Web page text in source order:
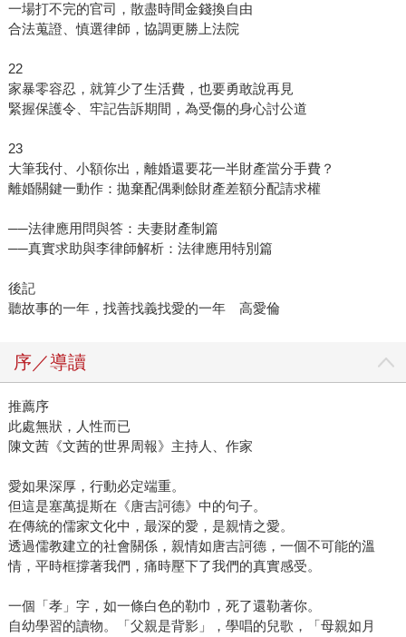
一場打不完的官司，散盡時間金錢換自由
合法蒐證、慎選律師，協調更勝上法院
22
家暴零容忍，就算少了生活費，也要勇敢說再見
緊握保護令、牢記告訴期間，為受傷的身心討公道
23
大筆我付、小額你出，離婚還要花一半財產當分手費？
離婚關鍵一動作：拋棄配偶剩餘財產差額分配請求權
──法律應用問與答：夫妻財產制篇
──真實求助與李律師解析：法律應用特別篇
後記
聽故事的一年，找善找義找愛的一年 高愛倫
序／導讀
推薦序
此處無狀，人性而已
陳文茜《文茜的世界周報》主持人、作家
愛如果深厚，行動必定端重。
但這是塞萬提斯在《唐吉訶德》中的句子。
在傳統的儒家文化中，最深的愛，是親情之愛。
透過儒教建立的社會關係，親情如唐吉訶德，一個不可能的溫
情，平時框撐著我們，痛時壓下了我們的真實感受。
一個「孝」字，如一條白色的勒巾，死了還勒著你。
自幼學習的讀物。「父親是背影」，學唱的兒歌，「母親如月